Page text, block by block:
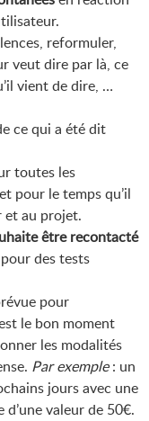
reformuler,
veut dire par là, ce
vient de dire, …
ce qui a été dit
toutes les
pour le temps qu’il
et au projet.
être recontacté
des tests
pour
le bon moment
les modalités
Par exemple: un
jours avec une
d’une valeur de 50€.